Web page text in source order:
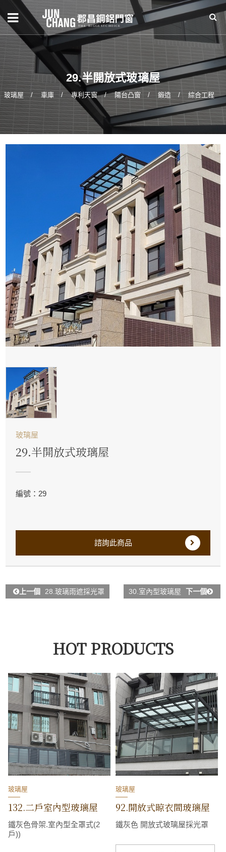
29.半開放式玻璃屋
玻璃屋 車庫 專利天窗 陽台凸窗 鍛造 綜合工程
玻璃屋
29.半開放式玻璃屋
編號：29
諮詢此商品
上一個 28.玻璃雨遮採光罩 30.室內型玻璃屋 下一個
HOT PRODUCTS
玻璃屋
132.二戶室內型玻璃屋
鐵灰色骨架.室內型全罩式(2
戶))
玻璃屋
92.開放式晾衣間玻璃屋
鐵灰色 開放式玻璃屋採光罩